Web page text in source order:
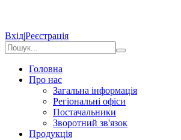
Вхід|Реєстрація
Головна
Про нас
Загальна інформація
Регіональні офіси
Постачальники
Зворотний зв'язок
Продукція